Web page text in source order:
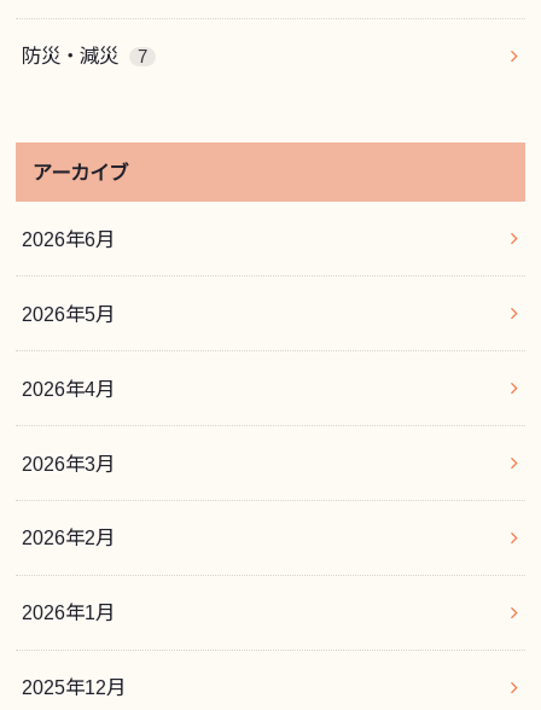
防災・減災 7
アーカイブ
2026年6月
2026年5月
2026年4月
2026年3月
2026年2月
2026年1月
2025年12月